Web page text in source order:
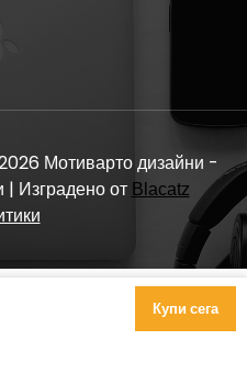
Мотиварто дизайни -
| Изградено от Blacatz
Купи сега